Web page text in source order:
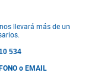
llevará más de un
534
o EMAIL